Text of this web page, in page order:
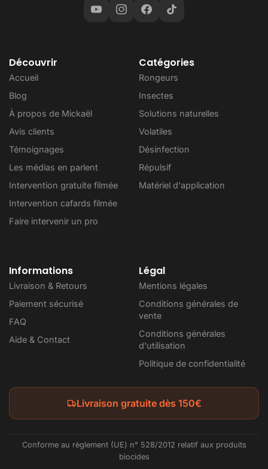
Découvrir
Accueil
Blog
À propos de Mickaël
Avis clients
Témoignages
Les médias en parlent
Intervention gratuite filmée
Intervention cafards filmée
Faire intervenir un pro
Catégories
Rongeurs
Insectes
Solutions naturelles
Volatiles
Désinfection
Répulsif
Matériel d'application
Informations
Livraison & Retours
Paiement sécurisé
FAQ
Aide & Contact
Légal
Mentions légales
Conditions générales de
vente
Conditions générales
d'utilisation
Politique de confidentialité
Livraison gratuite dès 150€
Conforme au règlement (UE) n° 528/2012 relatif aux produits
biocides